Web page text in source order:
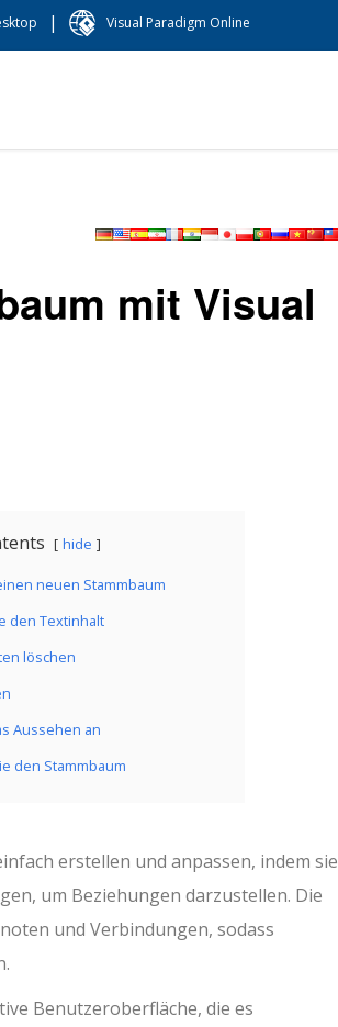
| Visual Paradigm Online
mit Visual
hide
neuen Stammbaum
den Textinhalt
löschen
Aussehen an
den Stammbaum
erstellen und anpassen, indem sie
um Beziehungen darzustellen. Die
und Verbindungen, sodass
Benutzeroberfläche, die es